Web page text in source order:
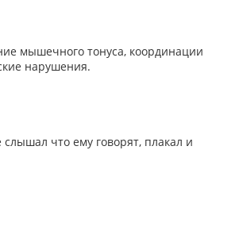
мышечного тонуса, координации
нарушения.
что ему говорят, плакал и